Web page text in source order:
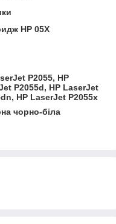
HP 05X
P2055, HP
P2055d, HP LaserJet
HP LaserJet P2055x
чорно-біла